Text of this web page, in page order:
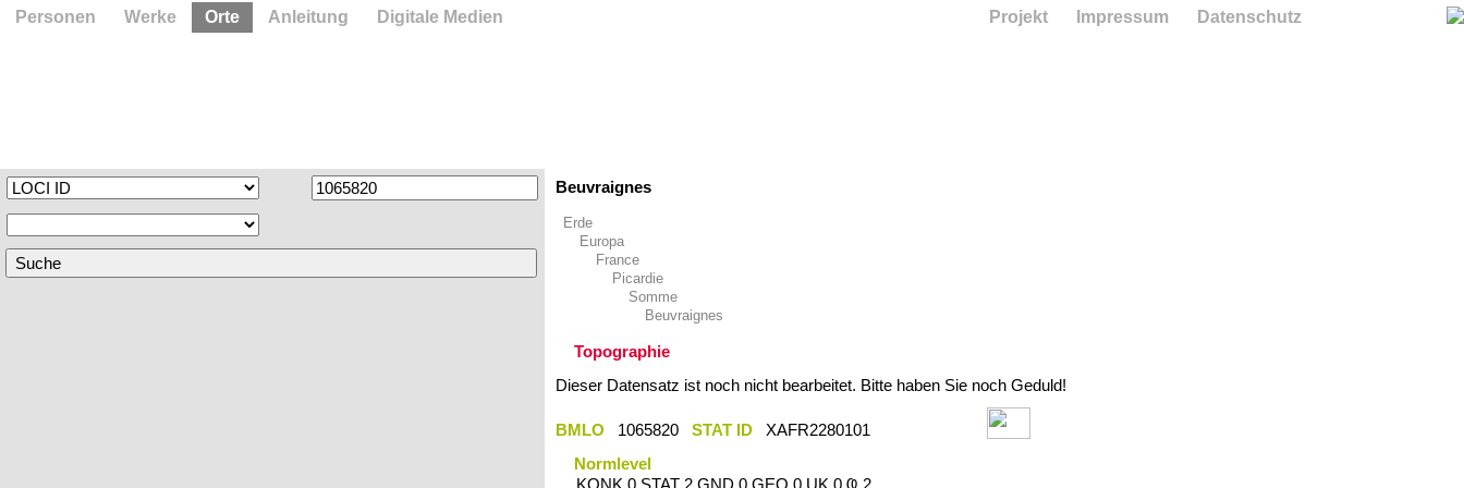
Beuvraignes
Erde
Europa
France
Picardie
Somme
Beuvraignes
Topographie
Dieser Datensatz ist noch nicht bearbeitet. Bitte haben Sie noch Geduld!
BMLO 1065820 STAT ID
XAFR2280101
Normlevel
KONK 0 STAT 2 GND 0 GEO 0 UK 0 Ҩ 2
Personen Werke Orte Anleitung Digitale Medien Projekt Impressum Datenschutz